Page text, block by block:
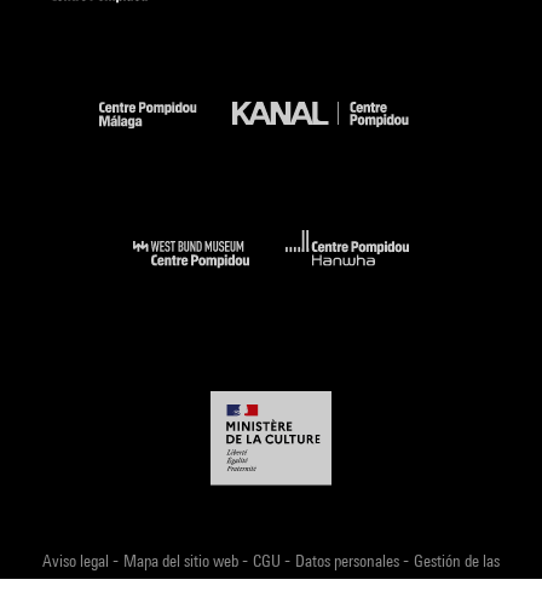
Aviso legal - Mapa del sitio web- CGU - Datos personales- Gestión de las